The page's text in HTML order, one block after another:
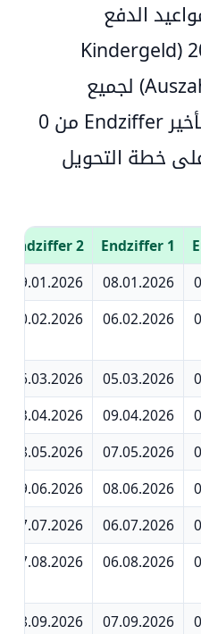
الدفع
(Kindergeld
لجميع
الرقم الأخير Endziffer من 0
على خطة التحويل
Endziffer 1
Endziffer 2
08.01.2026
09.01.2026
06.02.2026
10.02.2026
05.03.2026
06.03.2026
09.04.2026
13.04.2026
07.05.2026
08.05.2026
08.06.2026
09.06.2026
06.07.2026
07.07.2026
06.08.2026
07.08.2026
07.09.2026
08.09.2026